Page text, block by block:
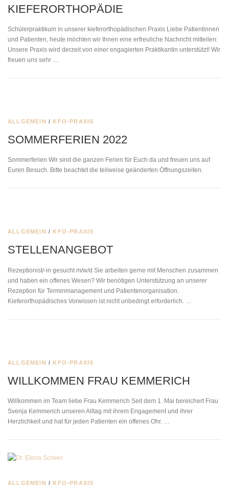
KIEFERORTHOPÄDIE
Schülerpraktikum in unserer kieferorthopädischen Praxis Liebe Patientinnen
und Patienten, heute möchten wir Ihnen eine erfreuliche Nachricht mitteilen:
Unsere Praxis wird derzeit von einer engagierten Praktikantin unterstützt! Wir
freuen uns sehr …
ALLGEMEIN / KFO-PRAXIS
SOMMERFERIEN 2022
Sommerferien Wir sind die ganzen Ferien für Euch da und freuen uns auf
Euren Besuch. Bitte beachtet die teilweise geänderten Öffnungszeiten.
ALLGEMEIN / KFO-PRAXIS
STELLENANGEBOT
Rezeptionist/-in gesucht m/w/d Sie arbeiten gerne mit Menschen zusammen
und haben ein offenes Wesen? Wir benötigen Unterstützung an unserer
Rezeption für Terminmanagement und Patientenorganisation.
Kieferorthopädisches Vorwissen ist nicht unbedingt erforderlich. …
ALLGEMEIN /KFO-PRAXIS
WILLKOMMEN FRAU KEMMERICH
Willkommen im Team liebe Frau Kemmerich Seit dem 1. Mai bereichert Frau
Svenja Kemmerich unseren Alltag mit ihrem Engagement und ihrer
Herzlichkeit und hat für jeden Patienten ein offenes Ohr. …
ALLGEMEIN / KFO-PRAXIS